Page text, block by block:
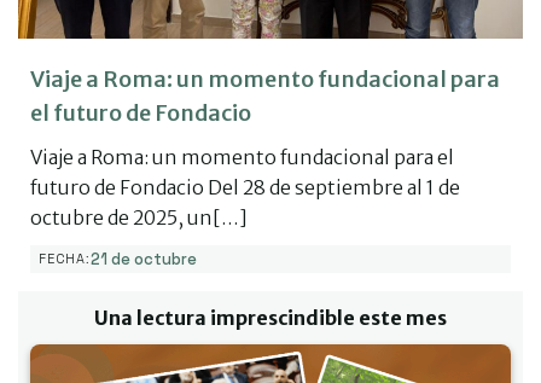
Viaje a Roma: un momento fundacional para
el futuro de Fondacio
Viaje a Roma: un momento fundacional para el
futuro de Fondacio Del 28 de septiembre al 1 de
octubre de 2025, un[…]
FECHA:21 de octubre
Una lectura imprescindible este mes